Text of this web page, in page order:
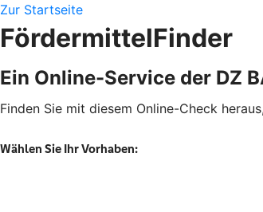
Zur Startseite
FördermittelFinder
Ein Online-Service der DZ
Finden Sie mit diesem Online-Check